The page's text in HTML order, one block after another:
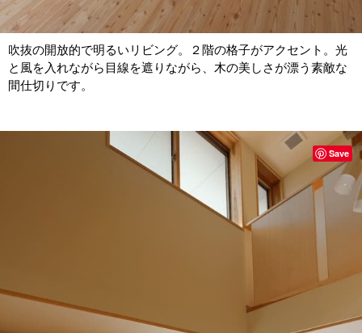
吹抜の開放的で明るいリビング。２階の格子がアクセント。光
と風を入れながら目線を遮りながら、木の美しさが漂う素敵な
間仕切りです。
Save